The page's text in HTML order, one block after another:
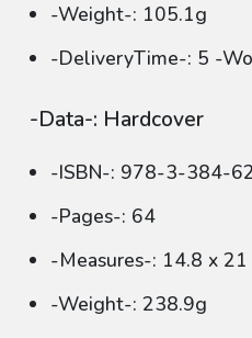
-Weight-: 105.1g
-DeliveryTime-: 5 -
-Data-: Hardcover
-ISBN-: 978-3-384-
-Pages-: 64
-Measures-: 14.8 x 21
-Weight-: 238.9g